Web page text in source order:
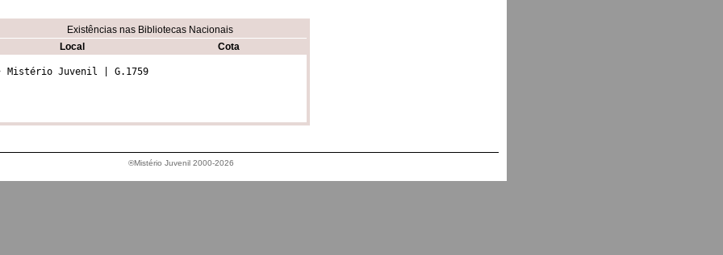
Existências nas Bibliotecas Nacionais
Local
Cota
Mistério Juvenil | G.1759
®Mistério Juvenil 2000-2026